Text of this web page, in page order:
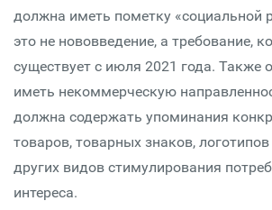
должна иметь пометку «социальной
это не нововведение, а требование,
существует с июля 2021 года. Также
иметь некоммерческую
должна содержать упоминания
товаров, товарных знаков,
других видов стимулирования
интереса.